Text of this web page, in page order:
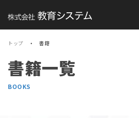
トップ 書籍
書籍一覧
BOOKS